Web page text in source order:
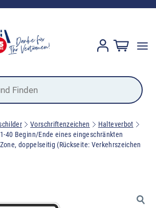
Vorschriftenzeichen
Halteverbot
40 Beginn/Ende eines eingeschränkten
doppelseitig (Rückseite: Verkehrszeichen